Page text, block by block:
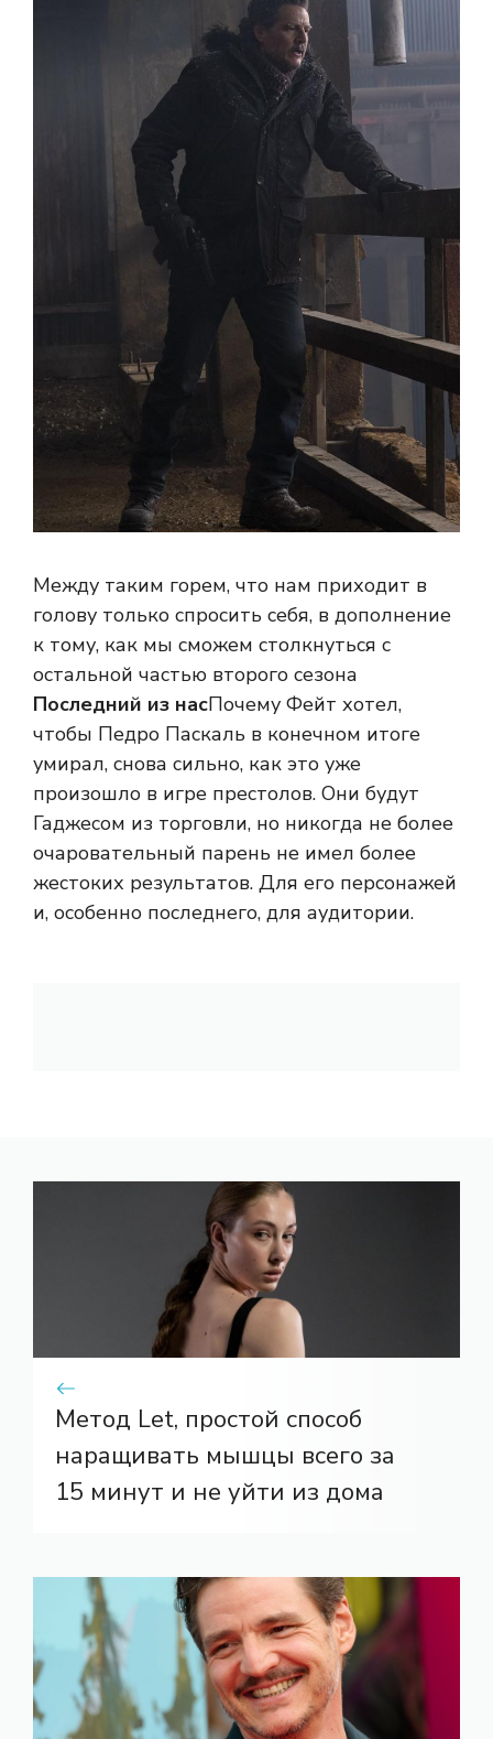
Между таким горем, что нам приходит в
голову только спросить себя, в дополнение
к тому, как мы сможем столкнуться с
остальной частью второго сезона
Последний из насПочему Фейт хотел,
чтобы Педро Паскаль в конечном итоге
умирал, снова сильно, как это уже
произошло в игре престолов. Они будут
Гаджесом из торговли, но никогда не более
очаровательный парень не имел более
жестоких результатов. Для его персонажей
и, особенно последнего, для аудитории.
Метод Let, простой способ
наращивать мышцы всего за
15 минут и не уйти из дома